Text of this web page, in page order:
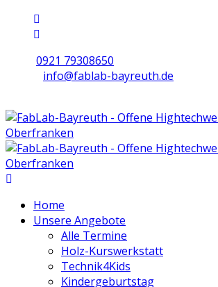
0921 79308650
info@fablab-bayreuth.de
Home
Unsere Angebote
Alle Termine
Holz-Kurswerkstatt
Technik4Kids
Kindergeburtstag